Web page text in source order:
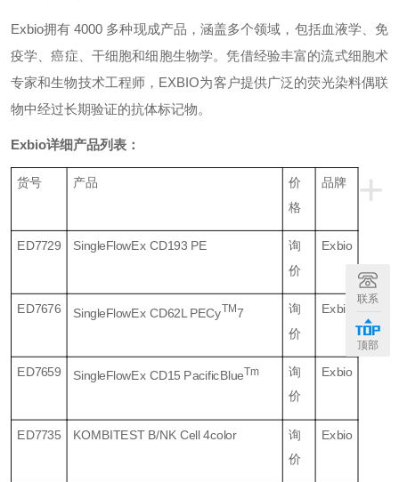
Exbio拥有 4000 多种现成产品，涵盖多个领域，包括血液学、免
疫学、癌症、干细胞和细胞生物学。凭借经验丰富的流式细胞术
专家和生物技术工程师，EXBIO为客户提供广泛的荧光染料偶联
物中经过长期验证的抗体标记物。
Exbio详细产品列表：
+
货号 产品 价
格
品牌
ED7729 SingleFlowEx CD193 PE
询
价
Exbio
ED7676 SingleFlowEx CD62L PECyTM7
询
价
Exbio
ED7659 SingleFlowEx CD15 PacificBlueTm
询
价
Exbio
ED7735 KOMBITEST B/NK Cell 4color
询
价
Exbio
联系
顶部